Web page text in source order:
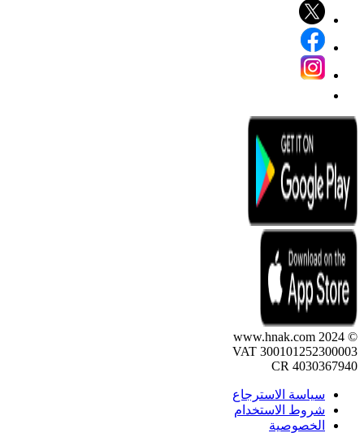
© 2024 www.hnak.com
VAT 300101252300003
CR 4030367940
سياسة الاسترجاع
شروط الاستخدام
الخصوصية